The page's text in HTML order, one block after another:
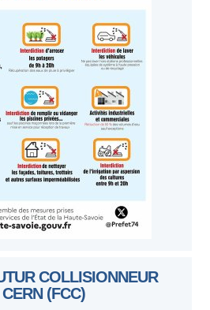
COLLISIONNEUR
(FCC)